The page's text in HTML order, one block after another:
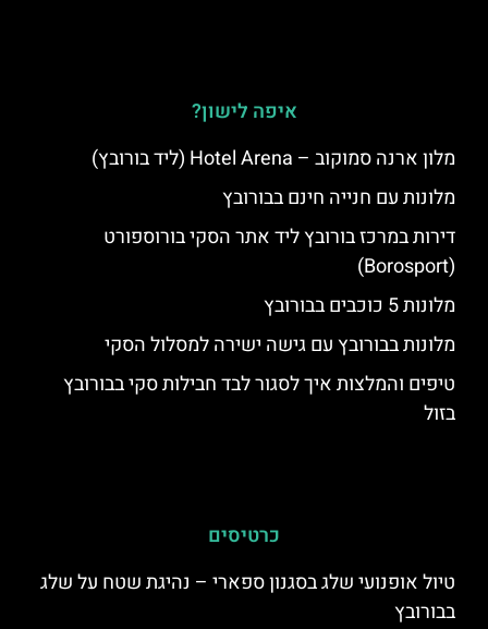
איפה לישון?
מלון ארנה סמוקוב – Hotel Arena (ליד בורובץ)
מלונות עם חנייה חינם בבורובץ
דירות במרכז בורובץ ליד אתר הסקי בורוספורט
(Borosport)
מלונות 5 כוכבים בבורובץ
מלונות בבורובץ עם גישה ישירה למסלול הסקי
טיפים והמלצות איך לסגור לבד חבילות סקי בבורובץ
בזול
כרטיסים
טיול אופנועי שלג בסגנון ספארי – נהיגת שטח על שלג
בבורובץ